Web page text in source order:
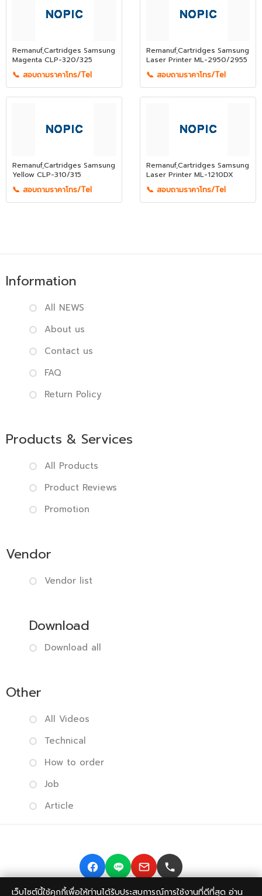
Remanuf,Cartridges Samsung
Magenta CLP-320/325
📞 สอบถามราคาโทร/Tel
Remanuf,Cartridges Samsung
Laser Printer ML-2950/2955
📞 สอบถามราคาโทร/Tel
Remanuf,Cartridges Samsung
Yellow CLP-310/315
📞 สอบถามราคาโทร/Tel
Remanuf,Cartridges Samsung
Laser Printer ML-1210DX
📞 สอบถามราคาโทร/Tel
Information
All NEWS
About us
Contact us
FAQ
Return Policy
Products & Services
All Products
Product Reviews
Promotion
Vendor
Vendor list
Download
Download all
Other
All Videos
Technical
How to order
Job
Article
เว็บไซต์นี้ใช้คุกกี้เพื่อให้ท่านได้รับประสบการณ์การใช้งานที่ดีที่สุด อ่าน